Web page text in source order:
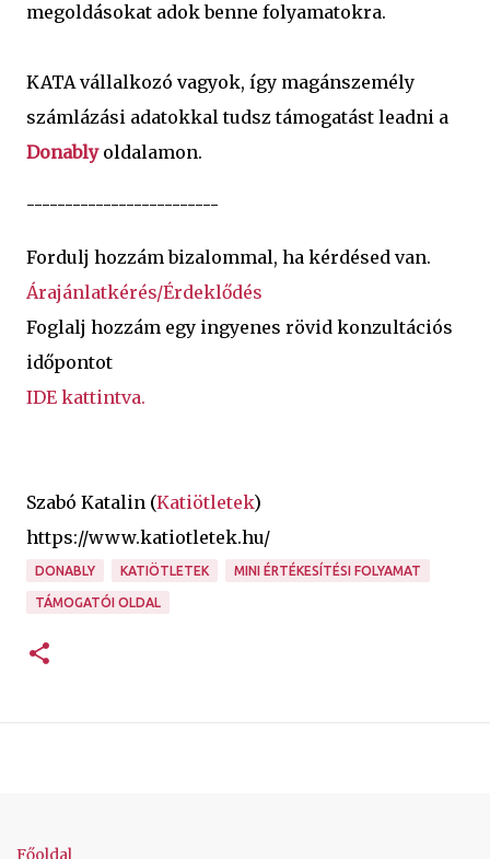
megoldásokat adok benne folyamatokra.
KATA vállalkozó vagyok, így magánszemély
számlázási adatokkal tudsz támogatást leadni a
Donably oldalamon.
-------------------------
Fordulj hozzám bizalommal, ha kérdésed van.
Árajánlatkérés/Érdeklődés
Foglalj hozzám egy ingyenes rövid konzultációs
időpontot
IDE kattintva.
Szabó Katalin (Katiötletek)
https://www.katiotletek.hu/
DONABLY KATIÖTLETEK MINI ÉRTÉKESÍTÉSI FOLYAMAT
TÁMOGATÓI OLDAL
Főoldal